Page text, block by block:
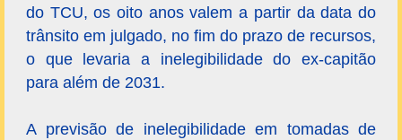
do TCU, os oito anos valem a partir da data do
trânsito em julgado, no fim do prazo de recursos,
o que levaria a inelegibilidade do ex-capitão
para além de 2031.
A previsão de inelegibilidade em tomadas de